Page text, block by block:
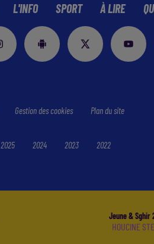
L'INFO SPORT À LIRE
Jeune & Sghir
HOUCINE
Gestion des cookies Plan du site
2025 2024 2023 2022